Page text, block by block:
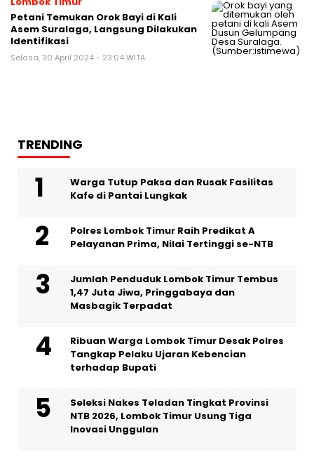
Petani Temukan Orok Bayi di Kali
Asem Suralaga, Langsung Dilakukan
Identifikasi
Selasa, 30 April 2024 - 23:04 WITA
TRENDING
Warga Tutup Paksa dan Rusak Fasilitas
Kafe di Pantai Lungkak
Polres Lombok Timur Raih Predikat A
Pelayanan Prima, Nilai Tertinggi se-NTB
Jumlah Penduduk Lombok Timur Tembus
1,47 Juta Jiwa, Pringgabaya dan
Masbagik Terpadat
Ribuan Warga Lombok Timur Desak Polres
Tangkap Pelaku Ujaran Kebencian
terhadap Bupati
Seleksi Nakes Teladan Tingkat Provinsi
NTB 2026, Lombok Timur Usung Tiga
Inovasi Unggulan